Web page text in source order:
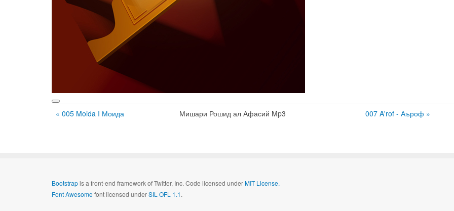
« 005 Moida I Моида Мишари Рошид ал Афасий Mp3 007 A'rof - Аъроф »
Bootstrapis a front-end framework of Twitter, Inc. Code licensed underMIT License.
Font Awesomefont licensed underSIL OFL 1.1.